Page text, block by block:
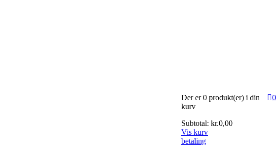
0
Der er0 produkt(er) i din
kurv
Subtotal: kr.0,00
Vis kurv
betaling